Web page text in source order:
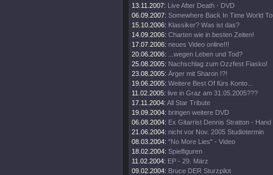
13.11.2007: Live After Death - DVD
06.09.2007: Somewhere Back In Time World
15.10.2006: Klassiker? Was ist das?
14.09.2006: Charten wie in besten Zeiten!
17.07.2006: neues Video online!!!
20.06.2006:
...wegen Leben und Tod?
25.08.2005: Nachschlag zum Ozzfest Fiasko!
23.08.2005: Ärger mit Sharon !?!
19.06.2005: Weitere Best Of fürs Konto...
11.02.2005: live in Graz am 31.05.2005???
17.11.2004: All Star Tribute
19.09.2004: bringen weitere DVD
06.08.2004: Ex Gitarrist Dennis Stratton -
21.06.2004: nicht vor Nov. 2005 Studiotermin
08.03.2004: "No More Lies" - Video
18.02.2004: Spielfiguren
11.02.2004: EP - 29. März
09.02.2004: Bruce DER Sturzpilot